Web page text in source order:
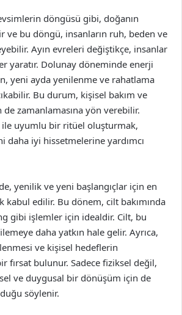
döngüsü gibi, doğanın
bu döngü, insanların ruh, beden ve
Ayın evreleri değiştikçe, insanlar
yaratır. Dolunay döneminde enerji
yeni ayda yenilenme ve rahatlama
Bu durum, kişisel bakım ve
zamanlamasına yön verebilir.
ile uyumlu bir ritüel oluşturmak,
daha iyi hissetmelerine yardımcı
yenilik ve yeni başlangıçlar için en
kabul edilir. Bu dönem, cilt bakımında
gibi işlemler için idealdir. Cilt, bu
daha yatkın hale gelir. Ayrıca,
ve kişisel hedeflerin
fırsat bulunur. Sadece fiziksel değil,
ve duygusal bir dönüşüm için de
söylenir.